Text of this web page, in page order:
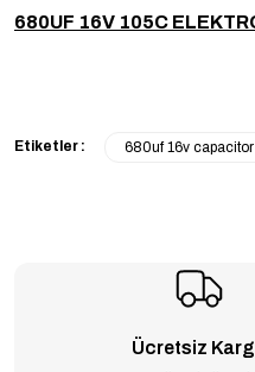
680UF 16V 105C
Etiketler : 680uf 16v capacitor
Ücretsiz